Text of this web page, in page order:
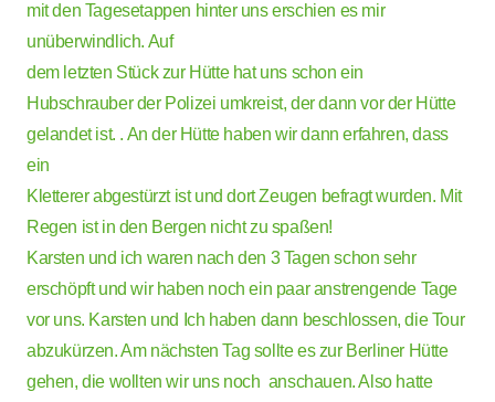
mit den Tagesetappen hinter uns erschien es mir
unüberwindlich. Auf
dem letzten Stück zur Hütte hat uns schon ein
Hubschrauber der Polizei umkreist, der dann vor der Hütte
gelandet ist. . An der Hütte haben wir dann erfahren, dass
ein
Kletterer abgestürzt ist und dort Zeugen befragt wurden. Mit
Regen ist in den Bergen nicht zu spaßen!
Karsten und ich waren nach den 3 Tagen schon sehr
erschöpft und wir haben noch ein paar anstrengende Tage
vor uns. Karsten und Ich haben dann beschlossen, die Tour
abzukürzen. Am nächsten Tag sollte es zur Berliner Hütte
gehen, die wollten wir uns noch anschauen. Also hatte